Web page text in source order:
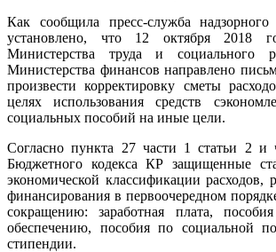
Как сообщила пресс-служба надзорного
установлено, что 12 октября 2018
Министерства труда и социального
Министерства финансов направлено
произвести корректировку сметы
целях использования средств
социальных пособий на иные цели.
Согласно пункта 27 части 1 статьи 2 и
Бюджетного кодекса КР защищенные
экономической классификации расходов,
финансирования в первоочередном
сокращению: заработная плата,
обеспечению, пособия по социальной
стипендии.